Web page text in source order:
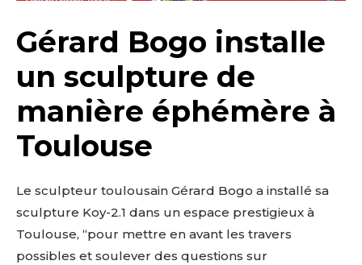
Gérard Bogo installe
un sculpture de
manière éphémère à
Toulouse
Le sculpteur toulousain Gérard Bogo a installé sa
sculpture Koy-2.1 dans un espace prestigieux à
Toulouse, “pour mettre en avant les travers
possibles et soulever des questions sur